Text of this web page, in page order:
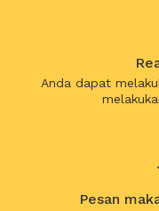
Anda dapat
Pesan